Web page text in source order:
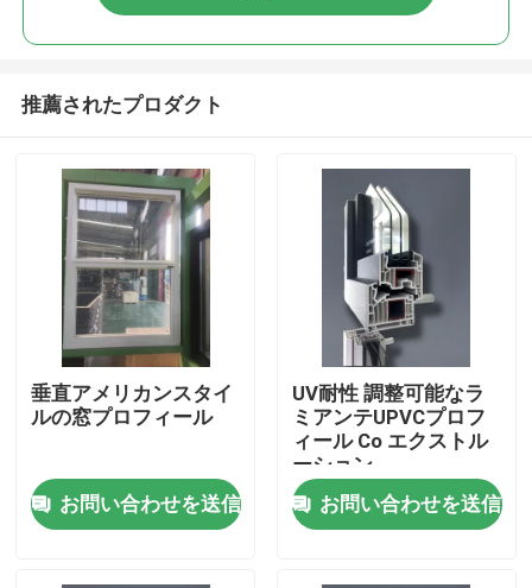
家
推薦されたプロダクト
垂直アメリカンスタイ
ルの窓プロフィール
お問い合わせを送信
UV耐性 調整可能なラ
ミアンテUPVCプロフ
ィール Co エクストル
ーション
お問い合わせを送信